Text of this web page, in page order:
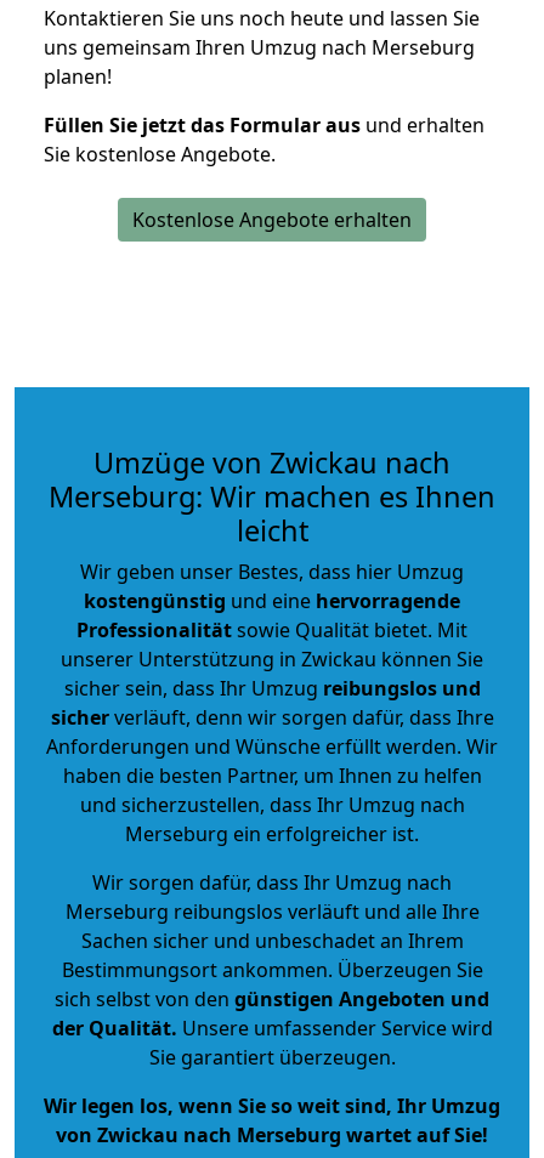
Kontaktieren Sie uns noch heute und lassen Sie
uns gemeinsam Ihren Umzug nach Merseburg
planen!
Füllen Sie jetzt das Formular aus und erhalten
Sie kostenlose Angebote.
Kostenlose Angebote erhalten
Umzüge von Zwickau nach
Merseburg: Wir machen es Ihnen
leicht
Wir geben unser Bestes, dass hier Umzug
kostengünstig und eine hervorragende
Professionalitätsowie Qualität bietet. Mit
unserer Unterstützung in Zwickau können Sie
sicher sein, dass Ihr Umzug reibungslos und
sicherverläuft, denn wir sorgen dafür, dass Ihre
Anforderungen und Wünsche erfüllt werden. Wir
haben die besten Partner, um Ihnen zu helfen
und sicherzustellen, dass Ihr Umzug nach
Merseburg ein erfolgreicher ist.
Wir sorgen dafür, dass Ihr Umzug nach
Merseburg reibungslos verläuft und alle Ihre
Sachen sicher und unbeschadet an Ihrem
Bestimmungsort ankommen. Überzeugen Sie
sich selbst von den günstigen Angeboten und
der Qualität. Unsere umfassender Service wird
Sie garantiert überzeugen.
Wir legen los, wenn Sie so weit sind, Ihr Umzug
von Zwickau nach Merseburg wartet auf Sie!